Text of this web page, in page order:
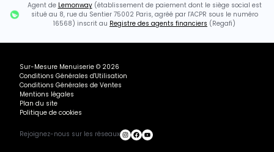
Agent de Lemonway(établissement de paiement dont le siège social est
situé au 8, rue du Sentier 75002 Paris, agréé par l'ACPR sous le numéro
16568) inscrit au Registre des agents financiers (Regafi)
Sur-Mesure Menuiserie © 2026
Conditions Générales d'Utilisation
Conditions Générales de Ventes
Mentions légales
Plan du site
Politique de cookies
Rejoignez-nous sur les réseaux